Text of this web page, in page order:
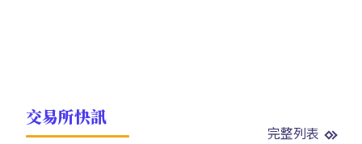
交易所快訊
完整列表